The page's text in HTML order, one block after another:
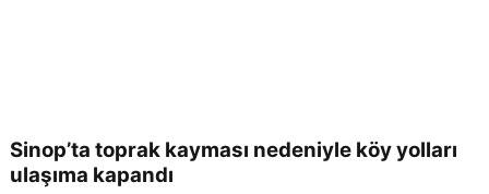
Sinop’ta toprak kayması nedeniyle köy yolları
ulaşıma kapandı